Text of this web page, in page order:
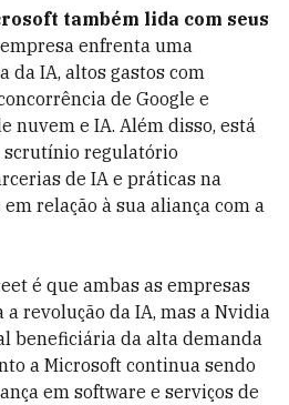
também lida com seus
enfrenta uma
da IA, altos gastos com
de Google e
nuvem e IA. Além disso, está
scrutínio regulatório
de IA e práticas na
relação à sua aliança com a
é que ambas as empresas
revolução da IA, mas a Nvidia
beneficiária da alta demanda
a Microsoft continua sendo
em software e serviços de